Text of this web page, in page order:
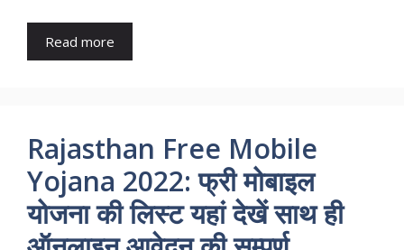
Read more
Rajasthan Free Mobile
Yojana 2022: फ्री मोबाइल
योजना की लिस्ट यहां देखें साथ ही